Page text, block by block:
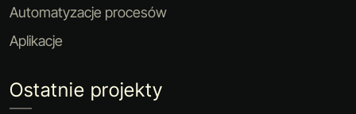
Automatyzacje procesów
Aplikacje
Ostatnie projekty